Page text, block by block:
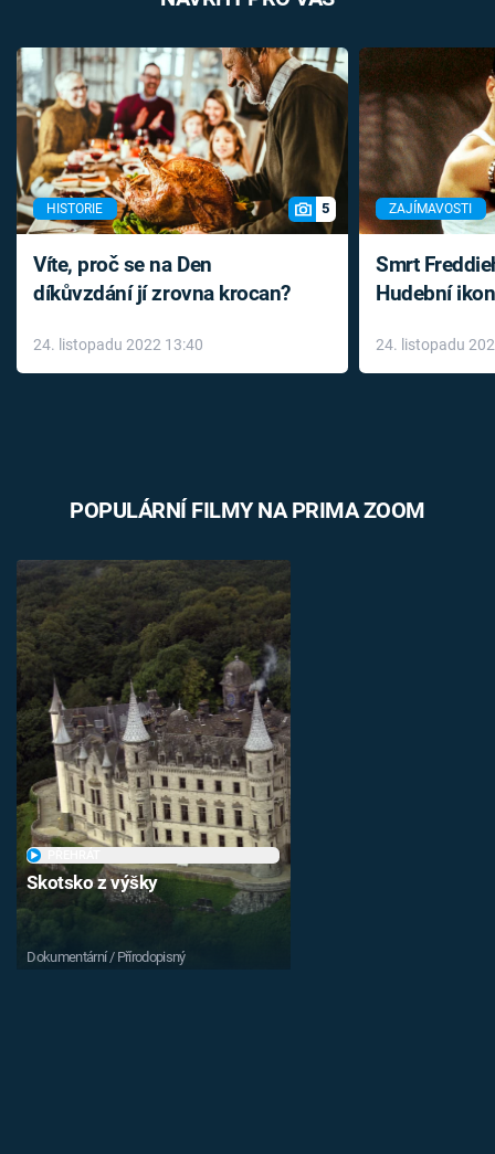
HISTORIE 5
Víte, proč se na Den
díkůvzdání jí zrovna krocan?
24. listopadu 2022 13:40
ZAJÍMAVOSTI
Smrt
Hudební
léky
24. listopadu
POPULÁRNÍ FILMY NA PRIMA ZOOM
Skotsko z výšky
Dokumentární / Přírodopisný